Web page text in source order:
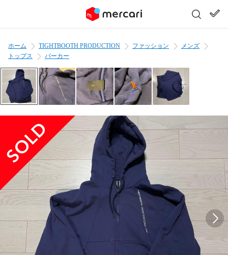
ホーム TIGHTBOOTH PRODUCTION ファッション
メンズ
トップス
パーカー